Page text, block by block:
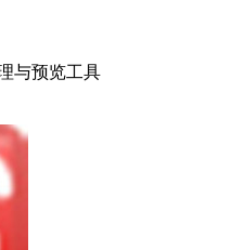
与预览工具